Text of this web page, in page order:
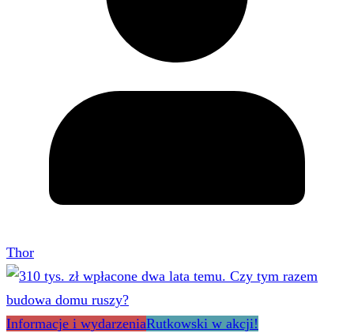
Thor
Informacje i wydarzeniaRutkowski w akcji!